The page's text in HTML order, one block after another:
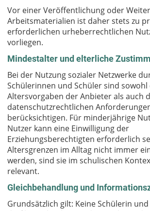
Vor einer Veröffentlichung oder
Arbeitsmaterialien ist daher stets zu
erforderlichen urheberrechtlichen
vorliegen.
Mindestalter und elterliche
Bei der Nutzung sozialer Netzwerke
Schülerinnen und Schüler sind sowohl
Altersvorgaben der Anbieter als auch
datenschutzrechtlichen
berücksichtigen. Für minderjährige
Nutzer kann eine Einwilligung der
Erziehungsberechtigten erforderlich
Altersgrenzen im Alltag nicht immer
werden, sind sie im schulischen
relevant.
Gleichbehandlung und
Grundsätzlich gilt: Keine Schülerin